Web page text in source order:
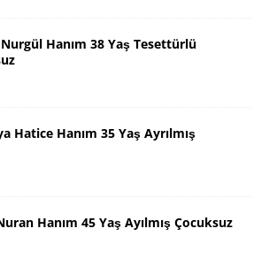
Hanım 38 Yaş Tesettürlü
Hatice Hanım 35 Yaş Ayrılmış
Hanım 45 Yaş Ayılmış Çocuksuz